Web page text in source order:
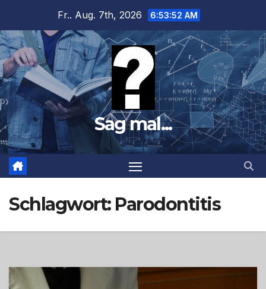
springen
Fr.. Aug. 7th, 2026 6:53:54 AM
Sag mal...
Schlagwort: Parodontitis